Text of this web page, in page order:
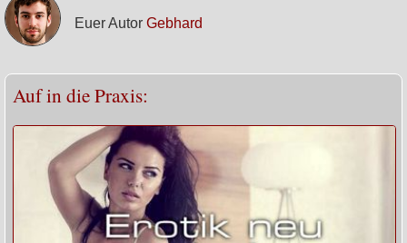
Euer Autor Gebhard
Auf in die Praxis: